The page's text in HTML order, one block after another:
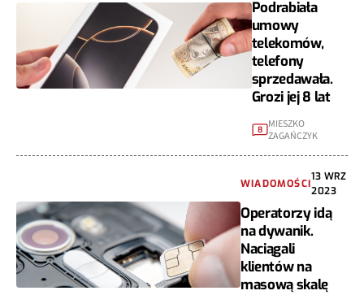
Podrabiała
umowy
telekomów,
telefony
sprzedawała.
Grozi jej 8 lat
8 MIESZKO
ZAGAŃCZYK
WIADOMOŚCI
13 WRZ
2023
Operatorzy idą
na dywanik.
Naciągali
klientów na
masową skalę